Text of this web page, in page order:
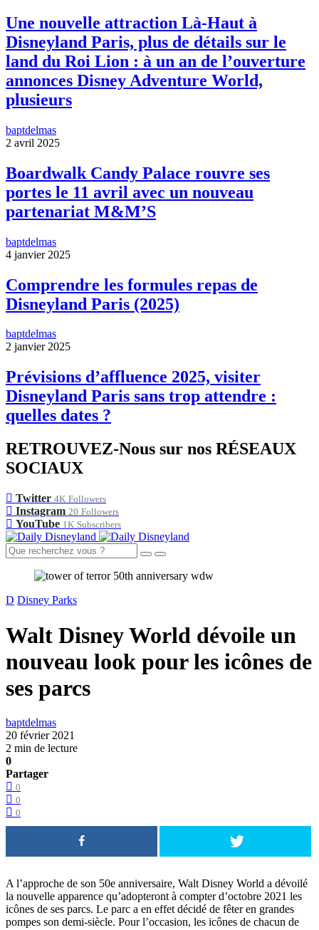
Une nouvelle attraction Là-Haut à
Disneyland Paris, plus de détails sur le
land du Roi Lion : à un an de l’ouverture
annonces Disney Adventure World,
plusieurs
baptdelmas
2 avril 2025
Boardwalk Candy Palace rouvre ses
portes le 11 avril avec un nouveau
partenariat M&M’S
baptdelmas
4 janvier 2025
Comprendre les formules repas de
Disneyland Paris (2025)
baptdelmas
2 janvier 2025
Prévisions d’affluence 2025, visiter
Disneyland Paris sans trop attendre :
quelles dates ?
RETROUVEZ-Nous sur nos RÉSEAUX
SOCIAUX
Twitter 4K Followers
Instagram 20 Followers
YouTube 1K Subscribers
D Disney Parks
Walt Disney World dévoile un
nouveau look pour les icônes de
ses parcs
baptdelmas
20 février 2021
2 min de lecture
0
Partager
0
0
0
A l’approche de son 50e anniversaire, Walt Disney World a dévoilé
la nouvelle apparence qu’adopteront à compter d’octobre 2021 les
icônes de ses parcs. Le parc a en effet décidé de fêter en grandes
pompes son demi-siècle. Pour l’occasion, les icônes de chacun de